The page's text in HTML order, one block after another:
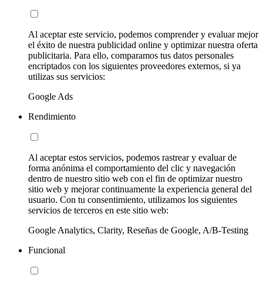
Al aceptar este servicio, podemos comprender y evaluar mejor
el éxito de nuestra publicidad online y optimizar nuestra oferta
publicitaria. Para ello, comparamos tus datos personales
encriptados con los siguientes proveedores externos, si ya
utilizas sus servicios:
Google Ads
Rendimiento
Al aceptar estos servicios, podemos rastrear y evaluar de
forma anónima el comportamiento del clic y navegación
dentro de nuestro sitio web con el fin de optimizar nuestro
sitio web y mejorar continuamente la experiencia general del
usuario. Con tu consentimiento, utilizamos los siguientes
servicios de terceros en este sitio web:
Google Analytics, Clarity, Reseñas de Google, A/B-Testing
Funcional